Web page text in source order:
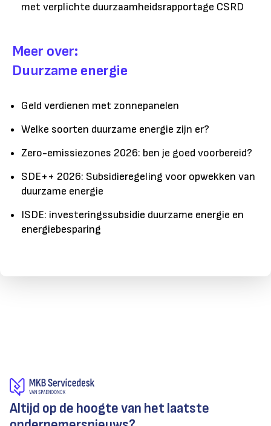
met verplichte duurzaamheidsrapportage CSRD
Meer over:
Duurzame energie
Geld verdienen met zonnepanelen
Welke soorten duurzame energie zijn er?
Zero-emissiezones 2026: ben je goed voorbereid?
SDE++ 2026: Subsidieregeling voor opwekken van
duurzame energie
ISDE: investeringssubsidie duurzame energie en
energiebesparing
Altijd op de hoogte van het laatste